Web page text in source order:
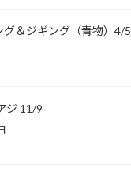
グ＆ジギング（青物）4/5
ジ 11/9